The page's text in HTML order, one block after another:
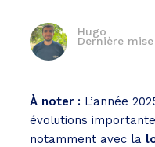
Hugo
Dernière
À noter : L’année
évolutions
notamment avec la